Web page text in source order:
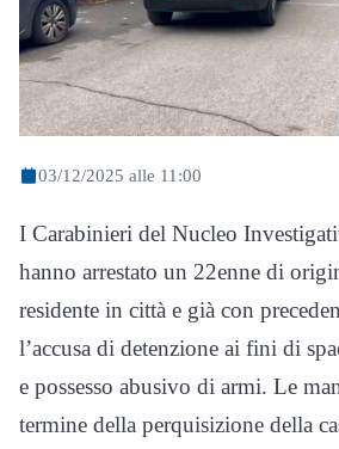
03/12/2025 alle 11:00
I Carabinieri del Nucleo
hanno arrestato un 22enne di
residente in città e già con
l’accusa di detenzione ai fini di
e possesso abusivo di armi. Le
termine della perquisizione della